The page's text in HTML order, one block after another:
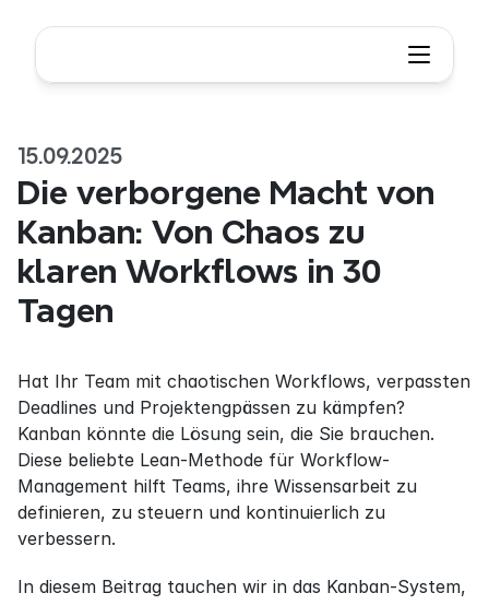
15.09.2025
Die verborgene Macht von
Kanban: Von Chaos zu
klaren Workflows in 30
Tagen
Hat Ihr Team mit chaotischen Workflows, verpassten
Deadlines und Projektengpässen zu kämpfen?
Kanban könnte die Lösung sein, die Sie brauchen.
Diese beliebte Lean-Methode für Workflow-
Management hilft Teams, ihre Wissensarbeit zu
definieren, zu steuern und kontinuierlich zu
verbessern.
In diesem Beitrag tauchen wir in das Kanban-System,